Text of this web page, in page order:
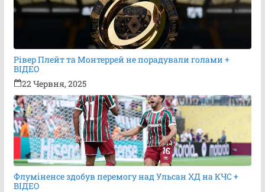
Рівер Плейт та Монтеррей не порадували голами +
ВІДЕО
22 Червня, 2025
Флуміненсе здобув перемогу над Ульсан ХД на КЧС +
ВІДЕО